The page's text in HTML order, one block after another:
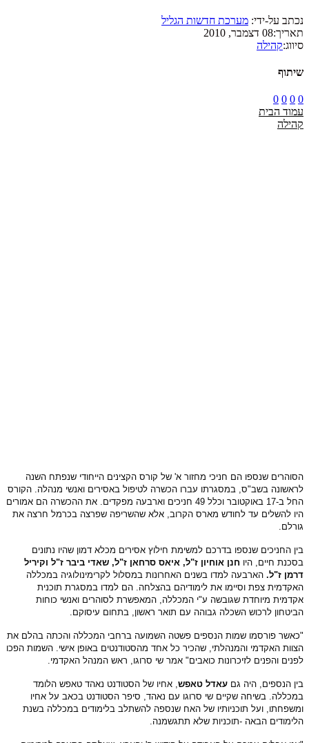
נכתב על-ידי: מערכת חדשות הגליל
תאריך:08 דצמבר, 2010
סיווג:קהילה
שיתוף
0
0
0
0
עמוד הבית
קהילה
הסוהרים שנספו הם חניכי מחזור א' של קורס הקצינים הייחודי שנפתח השנה
לראשונה בשב"ס, במסגרתו עברו הכשרה לטיפול באסירים ואנשי מנהלה. הקורס
החל ב-17 באוקטובר וכלל 49 חניכים וארבעה מפקדים.
את ההכשרה הם אמורים
היו להשלים עד לחודש מארס הקרוב, אלא שהשריפה שפרצה בכרמל חרצה את
גורלם.
בין החניכים שנספו בדרכם למשימת חילוץ אסירים מכלא דמון שהיו נתונים
בסכנת חיים, היו חנן אוחיון ז"ל, איאס סרחאן ז"ל, שאדי ביבר ז"ל וקיריל
דרמן ז"ל. הארבעה למדו בשנים האחרונות במסלול לקרימינולוגיה במכללה
האקדמית צפת וסיימו את לימודיהם בהצלחה. הם למדו במסגרת תוכנית
אקדמית מיוחדת שגובשה ע"י המכללה, המאפשרת לסוהרים ואנשי כוחות
הביטחון לרכוש השכלה גבוהה עם תואר ראשון, בתחום עיסוקם.
"כאשר פורסמו שמות הנספים פשטה השמועה ברחבי המכללה והכתה בהלם את
הצוות האקדמי והמנהלתי, שהכיר כל אחד מהסטודנטים באופן אישי. השמות הפכו
לפנים והפנים לזיכרונות כואבים" אמר שי סרוגו, ראש המנהל האקדמי.
בין הנספים, היה גם עאדל טאפש, אחיו של הסטודנט נאהד טאפש הלומד
במכללה. בשיחה שקיים שי סרוגו עם נאהד, סיפר הסטודנט בכאב על אחיו
ומשפחתו, ועל תוכניותיו של האח שנספה להשתלב בלימודים במכללה בשנת
הלימודים הבאה -תוכניות שלא תתגשמנה.